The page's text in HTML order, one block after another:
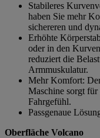
Stabileres
haben Sie mehr
sichereren und
Erhöhte
oder in den
reduziert die
Armmuskulatur.
Mehr Komfort:
Maschine sorgt für
Fahrgefühl.
Passgenaue
Oberfläche Volcano